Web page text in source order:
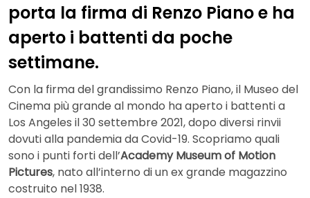
porta la firma di Renzo Piano e ha
aperto i battenti da poche
settimane.
Con la firma del grandissimo Renzo Piano, il Museo del
Cinema più grande al mondo ha aperto i battenti a
Los Angeles il 30 settembre 2021, dopo diversi rinvii
dovuti alla pandemia da Covid-19. Scopriamo quali
sono i punti forti dell’Academy Museum of Motion
Pictures, nato all’interno di un ex grande magazzino
costruito nel 1938.